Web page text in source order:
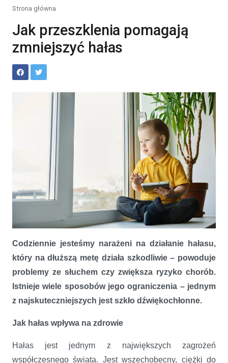
Strona główna
Jak przeszklenia pomagają
zmniejszyć hałas
Codziennie jesteśmy narażeni na działanie hałasu,
który na dłuższą metę działa szkodliwie – powoduje
problemy ze słuchem czy zwiększa ryzyko chorób.
Istnieje wiele sposobów jego ograniczenia – jednym
z najskuteczniejszych jest szkło dźwiękochłonne.
Jak hałas wpływa na zdrowie
Hałas jest jednym z największych zagrożeń
współczesnego świata. Jest wszechobecny, ciężki do